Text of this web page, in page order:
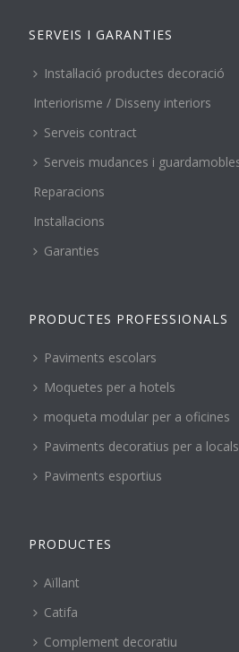
SERVEIS I GARANTIES
Instal·lació productes decoració
Interiorisme / Disseny interiors
Serveis contract
Serveis mudances i
Reparacions
Instal·lacions
Garanties
PRODUCTES PROFESSIONALS
Paviments escolars
Moquetes per a hotels
moqueta modular per a oficines
Paviments decoratius per a
Paviments esportius
PRODUCTES
Aïllant
Catifa
Complement decoratiu